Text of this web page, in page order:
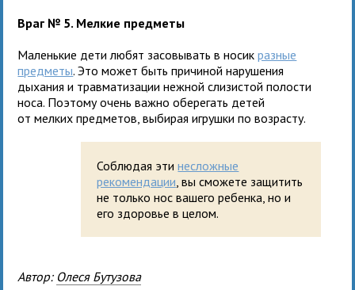
Враг № 5. Мелкие предметы
Маленькие дети любят засовывать в носикразные
предметы. Это может быть причиной нарушения
дыхания и травматизации нежной слизистой полости
носа. Поэтому очень важно оберегать детей
от мелких предметов, выбирая игрушки по возрасту.
Соблюдая этинесложные
рекомендации , вы сможете защитить
не только нос вашего ребенка, но и
его здоровье в целом.
Автор: Олеся Бутузова